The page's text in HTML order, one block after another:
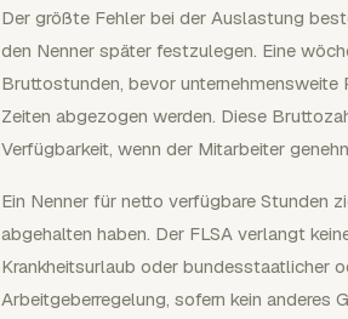
Der größte Fehler bei der Auslastung
den Nenner später festzulegen. Eine
Bruttostunden, bevor unternehmensweite
Zeiten abgezogen werden. Diese
Verfügbarkeit, wenn der Mitarbeiter
Ein Nenner für netto verfügbare Stunden
abgehalten haben. Der FLSA verlangt
Krankheitsurlaub oder bundesstaatlicher
Arbeitgeberregelung, sofern kein anderes